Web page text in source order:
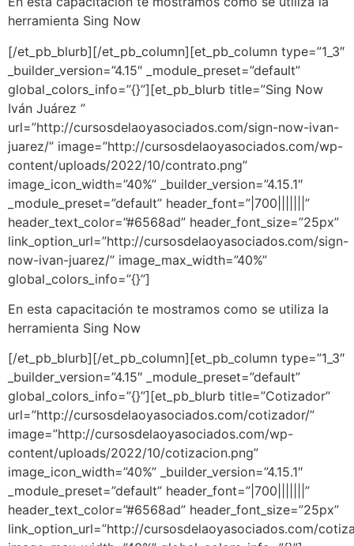
herramienta Sing Now
[/et_pb_blurb][/et_pb_column][et_pb_column type=”1_3″
_builder_version=”4.15″ _module_preset=”default”
global_colors_info=”{}”][et_pb_blurb title=”Sing Now
Iván Juárez ”
url=”http://cursosdelaoyasociados.com/sign-now-ivan-
juarez/” image=”http://cursosdelaoyasociados.com/wp-
content/uploads/2022/10/contrato.png”
image_icon_width=”40%” _builder_version=”4.15.1″
_module_preset=”default” header_font=”|700|||||||”
header_text_color=”#6568ad” header_font_size=”25px”
link_option_url=”http://cursosdelaoyasociados.com/sign-
now-ivan-juarez/” image_max_width=”40%”
global_colors_info=”{}”]
En esta capacitación te mostramos como se utiliza la
herramienta Sing Now
[/et_pb_blurb][/et_pb_column][et_pb_column type=”1_3″
_builder_version=”4.15″ _module_preset=”default”
global_colors_info=”{}”][et_pb_blurb title=”Cotizador”
url=”http://cursosdelaoyasociados.com/cotizador/”
image=”http://cursosdelaoyasociados.com/wp-
content/uploads/2022/10/cotizacion.png”
image_icon_width=”40%” _builder_version=”4.15.1″
_module_preset=”default” header_font=”|700|||||||”
header_text_color=”#6568ad” header_font_size=”25px”
link_option_url=”http://cursosdelaoyasociados.com/